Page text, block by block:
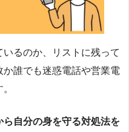
るのか、リストに残って
誰でも迷惑電話や営業電
ら自分の身を守る対処法を